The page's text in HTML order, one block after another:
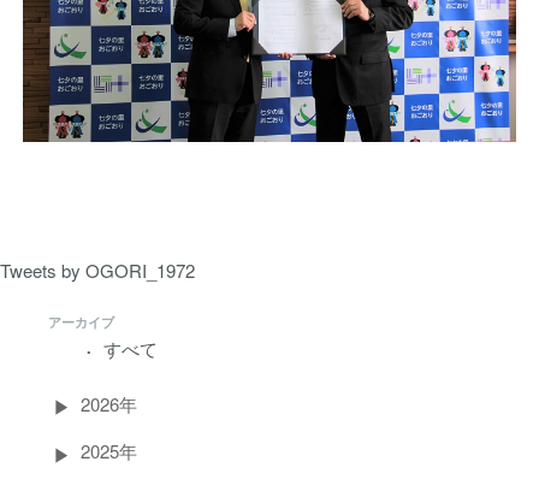
Tweets by OGORI_1972
アーカイブ
すべて
2026年
2025年